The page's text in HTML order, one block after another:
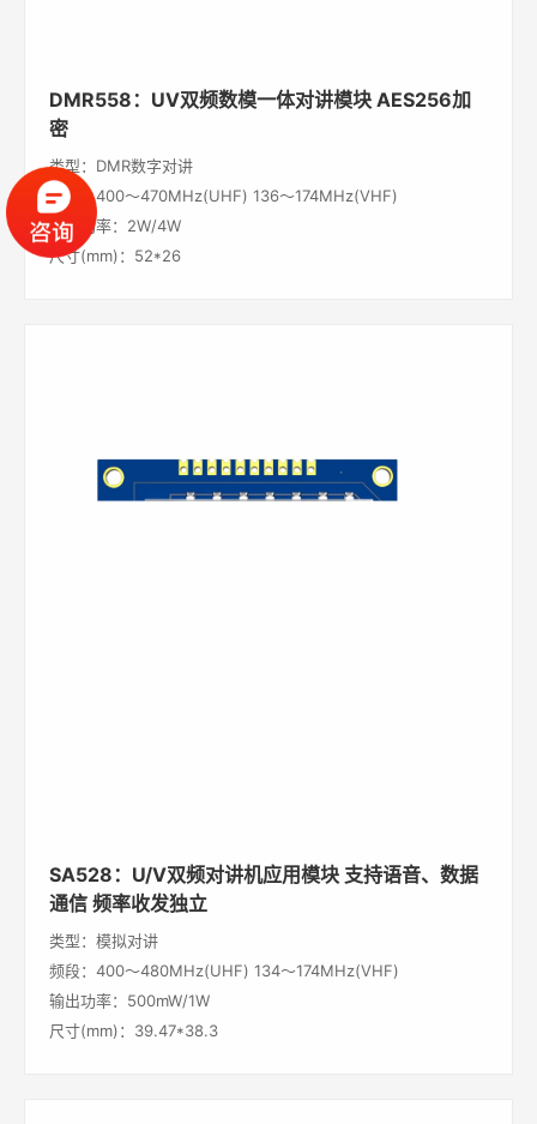
DMR558：UV双频数模一体对讲模块 AES256加
密
类型：DMR数字对讲
频段：400～470MHz(UHF) 136～174MHz(VHF)
输出功率：2W/4W
尺寸(mm)：52*26
SA528：U/V双频对讲机应用模块 支持语音、数据
通信 频率收发独立
类型：模拟对讲
频段：400～480MHz(UHF) 134～174MHz(VHF)
输出功率：500mW/1W
尺寸(mm)：39.47*38.3